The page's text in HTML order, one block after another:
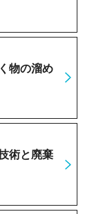
物の溜め
術と廃棄